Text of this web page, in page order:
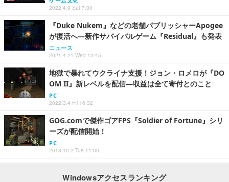
2022.4.9 Sat 7:00
『Duke Nukem』などの老舗パブリッシャーApogee
が復活へ―新作サバイバルゲーム『Residual』も発表
ニュース
2021.4.21 Wed 13:45
地獄で暴れてウクライナ支援！ジョン・ロメロが『DO
OM II』新レベルを配信―収益は全て寄付とのこと
PC
2022.3.4 Fri 16:32
GOG.comで傑作ゴアFPS『Soldier of Fortune』シリ
ーズが配信開始！
PC
2018.10.2 Tue 11:00
Windowsアクセスランキング